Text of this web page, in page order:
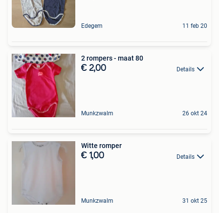
Edegem 11 feb 20
2 rompers - maat 80
€ 2,00 Details
Munkzwalm 26 okt 24
Witte romper
€ 1,00 Details
Munkzwalm 31 okt 25